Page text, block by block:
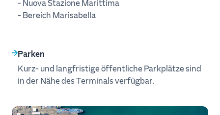
- Nuova Stazione Marittima
- Bereich Marisabella
Parken
Kurz‑ und langfristige öffentliche Parkplätze sind
in der Nähe des Terminals verfügbar.